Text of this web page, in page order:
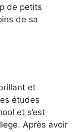
de petits
de sa
et
études
et s’est
Après avoir